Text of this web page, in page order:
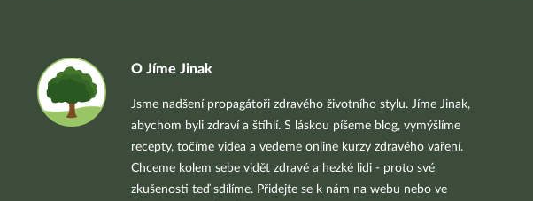
O Jíme Jinak
Jsme nadšení propagátoři zdravého životního stylu. Jíme Jinak,
abychom byli zdraví a štíhlí. S láskou píšeme blog, vymýšlíme
recepty, točíme videa a vedeme online kurzy zdravého vaření.
Chceme kolem sebe vidět zdravé a hezké lidi - proto své
zkušenosti teď sdílíme. Přidejte se k nám na webu nebo ve